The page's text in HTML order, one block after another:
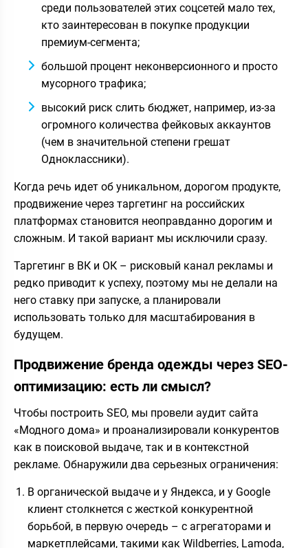
среди пользователей этих соцсетей мало тех,
кто заинтересован в покупке продукции
премиум-сегмента;
большой процент неконверсионного и просто
мусорного трафика;
высокий риск слить бюджет, например, из-за
огромного количества фейковых аккаунтов
(чем в значительной степени грешат
Одноклассники).
Когда речь идет об уникальном, дорогом продукте,
продвижение через таргетинг на российских
платформах становится неоправданно дорогим и
сложным. И такой вариант мы исключили сразу.
Таргетинг в ВК и ОК – рисковый канал рекламы и
редко приводит к успеху, поэтому мы не делали на
него ставку при запуске, а планировали
использовать только для масштабирования в
будущем.
Продвижение бренда одежды через SEO-
оптимизацию: есть ли смысл?
Чтобы построить SEO, мы провели аудит сайта
«Модного дома» и проанализировали конкурентов
как в поисковой выдаче, так и в контекстной
рекламе. Обнаружили два серьезных ограничения:
В органической выдаче и у Яндекса, и у Google
клиент столкнется с жесткой конкурентной
борьбой, в первую очередь – с агрегаторами и
маркетплейсами, такими как Wildberries, Lamoda,